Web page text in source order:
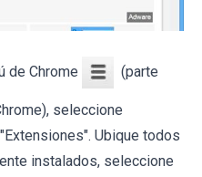
de Chrome (parte
seleccione
Ubique todos
instalados, seleccione